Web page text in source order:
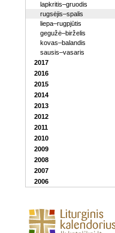
lapkritis–gruodis
rugsėjis–spalis
liepa–rugpjūtis
gegužė–birželis
kovas–balandis
sausis–vasaris
2017
2016
2015
2014
2013
2012
2011
2010
2009
2008
2007
2006